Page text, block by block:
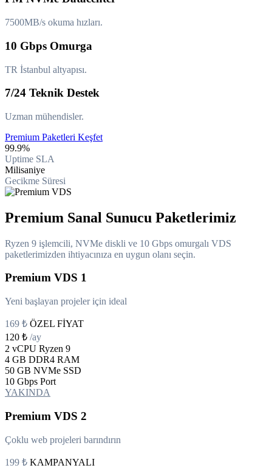
7500MB/s okuma hızları.
10 Gbps Omurga
TR İstanbul altyapısı.
7/24 Teknik Destek
Uzman mühendisler.
Premium Paketleri Keşfet
99.9%
Uptime SLA
Milisaniye
Gecikme Süresi
Premium Sanal Sunucu Paketlerimiz
Ryzen 9 işlemcili, NVMe diskli ve 10 Gbps omurgalı VDS
paketlerimizden ihtiyacınıza en uygun olanı seçin.
Premium VDS 1
Yeni başlayan projeler için ideal
169 ₺ ÖZEL FİYAT
120 ₺ /ay
2 vCPU Ryzen 9
4 GB DDR4 RAM
50 GB NVMe SSD
10 Gbps Port
YAKINDA
Premium VDS 2
Çoklu web projeleri barındırın
199 ₺ KAMPANYALI